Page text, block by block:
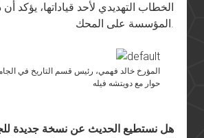
الخطاب التهديدي لأحد قياداتها، يؤكد أن
المؤسسة على المحك.
المؤرخ خالد فهمي، رئيس قسم التاريخ في
حوار مع دويتشه فيله
هل نستطيع الحديث عن نسخة جديدة